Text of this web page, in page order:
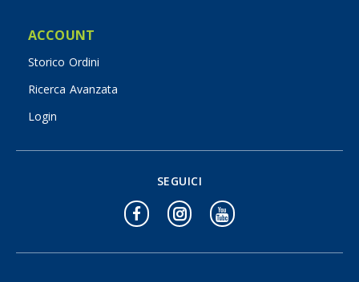
ACCOUNT
Storico Ordini
Ricerca Avanzata
Login
SEGUICI